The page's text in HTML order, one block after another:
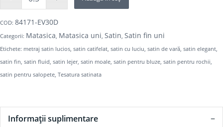
COD: 84171-EV30D
Categorii: Matasica Matasica uni Satin Satin fin uni
Etichete: metraj satin lucios satin catifelat satin cu luciu satin de vară satin elegant
satin fin satin fluid satin lejer, satin moale satin pentru bluze satin pentru rochii
satin pentru salopete Tesatura satinata
Informații suplimentare